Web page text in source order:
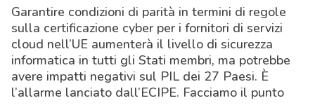
Garantire condizioni di parità in termini di regole
sulla certificazione cyber per i fornitori di servizi
cloud nell’UE aumenterà il livello di sicurezza
informatica in tutti gli Stati membri, ma potrebbe
avere impatti negativi sul PIL dei 27 Paesi. È
l’allarme lanciato dall’ECIPE. Facciamo il punto